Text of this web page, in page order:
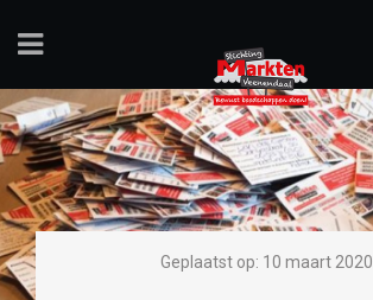
Geplaatst op: 10 maart 2020